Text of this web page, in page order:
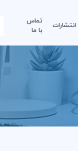
انتشارات
تماس
با ما